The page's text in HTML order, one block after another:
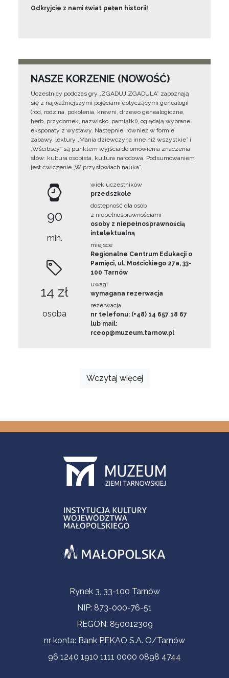
Odkryjcie z nami świat pełen historii!
NASZE KORZENIE (NOWOŚĆ)
Uczestnicy podczas gry „ZGADUJ ZGADULA” zapoznają
się z najważniejszymi pojęciami dotyczącymi genealogii
(ród, rodzina, pokolenia, krewni, drzewo genealogiczne,
herb, przydomek, nazwisko, pamiątki), oglądają wybrane
eksponaty z wystawy. Następnie, również w formie
zabawy, lektury „Mania dziewczyna inne niż wszystkie” i
„Wścibscy” są punktem wyjścia do omówienia znaczenia
słów: kultura osobista, kultura narodowa. Podsumowaniem
jest ćwiczenie „W przysłowiach nauka”.
90
min.
14 zł
osoba
wiek uczestników
przedszkole
dostępność dla osób
z niepełnosprawnościami
osoby z niepełnosprawnością
intelektualną
miejsce
Regionalne Centrum Edukacji o
Pamięci, ul. Mościckiego 27a, 33-
100 Tarnów
uwagi
wymagana rezerwacja
rezerwacja
nr telefonu: (+48) 14 657 18 67
lub mail:
rceop@muzeum.tarnow.pl
Wczytaj więcej
Informacje kontaktoweRynek 3, 33-100 Tarnów
NIP: 873-000-76-51
REGON: 850012309
nr konta: Bank PEKAO S.A. O/Tarnów
96 1240 1910 1111 0000 0898 4744